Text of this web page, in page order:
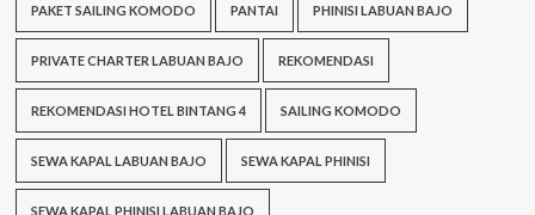
PAKET SAILING KOMODO PANTAI PHINISI LABUAN BAJO
PRIVATE CHARTER LABUAN BAJO REKOMENDASI
REKOMENDASI HOTEL BINTANG 4 SAILING KOMODO
SEWA KAPAL LABUAN BAJO SEWA KAPAL PHINISI
SEWA KAPAL PHINISI LABUAN BAJO